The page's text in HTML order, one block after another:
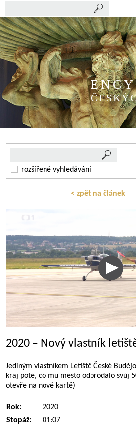
rozšířené vyhledávání
< zpět na článek
2020 – Nový vlastník
Jediným vlastníkem Letiště České
kraj poté, co mu město odprodalo svůj
otevře na nové kartě)
Rok:
2020
Stopáž:
01:07